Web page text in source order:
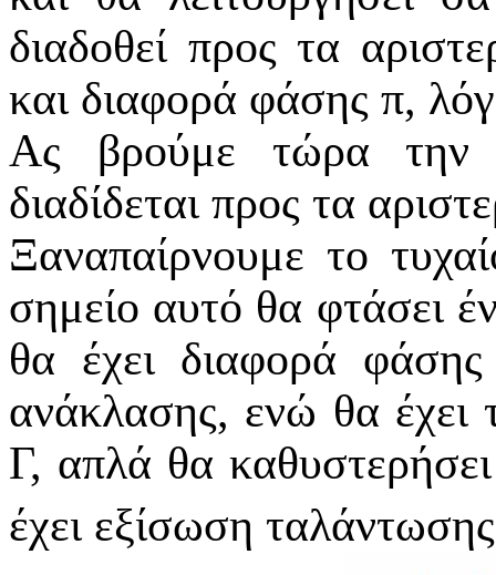
διαδοθεί προς τα
και διαφορά φάσης π,
Ας βρούμε τώρα την
διαδίδεται προς τα
Ξαναπαίρνουμε το
σημείο αυτό θα φτάσει
θα έχει διαφορά
ανάκλασης, ενώ θα έχει
Γ, απλά θα
έχει εξίσωση